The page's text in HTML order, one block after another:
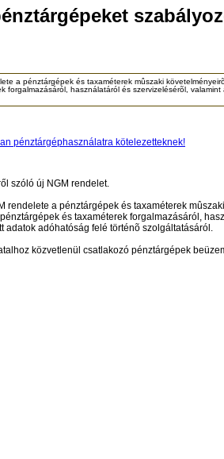
a pénztárgépek és taxaméterek mûszaki
használatáról és szervizelésérõl, valamint
pénztárgéphasználatra kötelezetteknek!
szóló új NGM rendelet.
rendelete a pénztárgépek és taxaméterek mûszaki
és taxaméterek forgalmazásáról,
adóhatóság felé történõ szolgáltatásáról.
közvetlenül csatlakozó pénztárgépek